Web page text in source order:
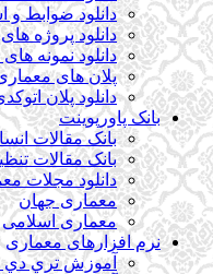
دانلود ضوابط و
دانلود پروژه
دانلود نمونه
پلان های
دانلود پلان
بانک پاورپوینت
بانک مقالات
بانک مقالات
دانلود مجلات
معماری جهان
معماری اسلامی
نرم افزارهای معماری
آﻣﻮزش ﺗﺮي